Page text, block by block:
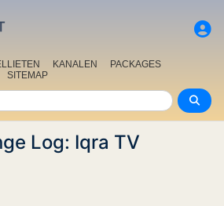
KANALEN
PACKAGES
SITEMAP
Log: Iqra TV